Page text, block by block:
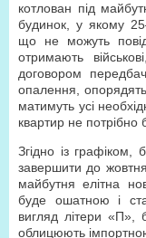
котлован під
будинок, у якому
що не можуть
отримають
договором
опалення, опорядять
матимуть усі
квартир не потрібно
Згідно із графіком,
завершити до
майбутня елітна
буде ошатною і
вигляд літери «П»,
облицюють